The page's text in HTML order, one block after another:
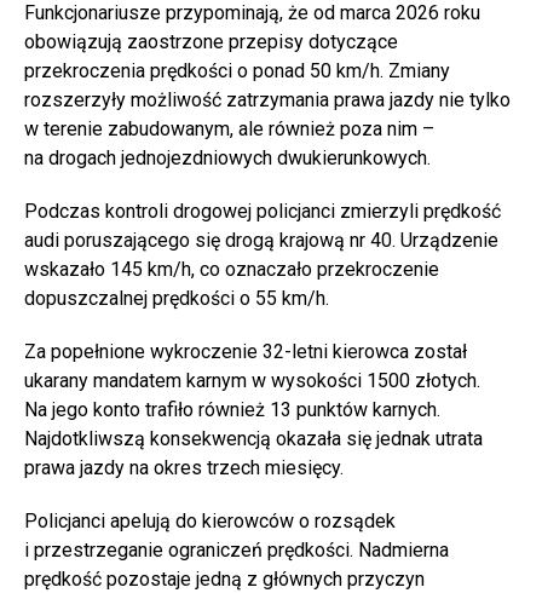
Funkcjonariusze przypominają, że od marca 2026 roku
obowiązują zaostrzone przepisy dotyczące
przekroczenia prędkości o ponad 50 km/h. Zmiany
rozszerzyły możliwość zatrzymania prawa jazdy nie tylko
w terenie zabudowanym, ale również poza nim –
na drogach jednojezdniowych dwukierunkowych.
Podczas kontroli drogowej policjanci zmierzyli prędkość
audi poruszającego się drogą krajową nr 40. Urządzenie
wskazało 145 km/h, co oznaczało przekroczenie
dopuszczalnej prędkości o 55 km/h.
Za popełnione wykroczenie 32-letni kierowca został
ukarany mandatem karnym w wysokości 1500 złotych.
Na jego konto trafiło również 13 punktów karnych.
Najdotkliwszą konsekwencją okazała się jednak utrata
prawa jazdy na okres trzech miesięcy.
Policjanci apelują do kierowców o rozsądek
i przestrzeganie ograniczeń prędkości. Nadmierna
prędkość pozostaje jedną z głównych przyczyn